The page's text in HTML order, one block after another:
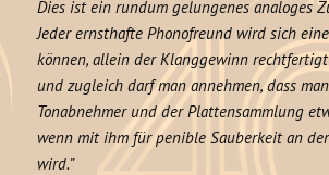
Dies ist ein rundum gelungenes analoges
Jeder ernsthafte Phonofreund wird sich
können, allein der Klanggewinn rechtfertigt
und zugleich darf man annehmen, dass
Tonabnehmer und der Plattensammlung
wenn mit ihm für penible Sauberkeit an
wird.”